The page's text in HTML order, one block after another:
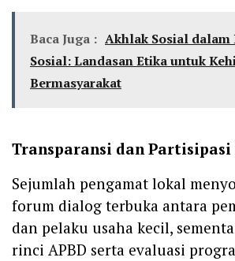
Baca Juga : Akhlak Sosial
Sosial: Landasan Etika untuk
Bermasyarakat
Transparansi dan Partisipasi
Sejumlah pengamat lokal
forum dialog terbuka antara
dan pelaku usaha kecil,
rinci APBD serta evaluasi